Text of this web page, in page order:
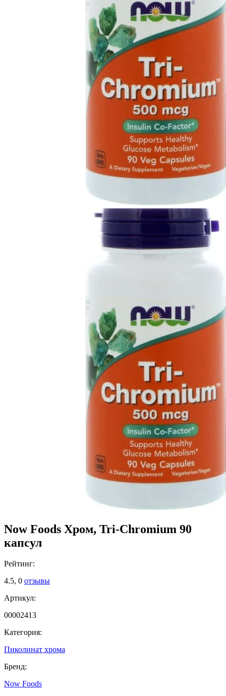
Now Foods Хром, Tri-Chromium 90
капсул
Рейтинг:
4.5, 0 отзывы
Артикул:
00002413
Категория:
Пиколинат хрома
Бренд:
Now Foods